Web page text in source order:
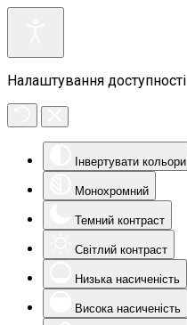
Налаштування доступності
Інвертувати кольори
Монохромний
Темний контраст
Світлий контраст
Низька насиченість
Висока насиченість